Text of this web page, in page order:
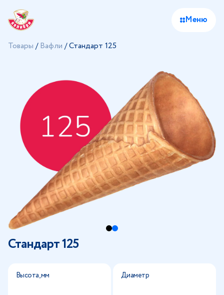
Меню
Товары /Вафли /Стандарт 125
Стандарт 125
Высота, мм Диаметр